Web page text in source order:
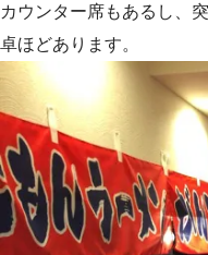
カウンター席もあるし、
卓ほどあります。